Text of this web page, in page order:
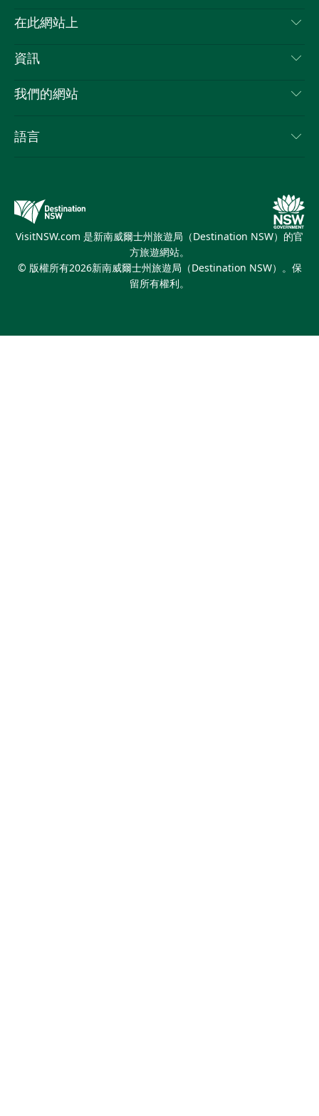
喳
聯絡我們
隱私
Cookie 通知
在此網站上
目的地
新南威爾士州公路旅行
活動
資訊
旅行資訊
新南威爾士州的商業
我們的網站
新南威爾士州旅遊局（Destination NSW）媒體中心
繽紛雪梨燈光音樂節
語言
VisitNSW.com 是新南威爾士州旅遊局（Destination NSW）的官
方旅遊網站。
© 版權所有2026新南威爾士州旅遊局（Destination NSW）。保
留所有權利。